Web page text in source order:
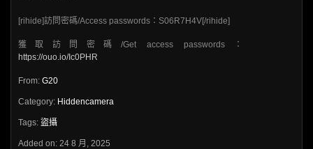
[rihide]訪問密碼/Access passwords：S06R7H4V[/rihide]
獲取訪問密碼/Get access passwords：
https://ouo.io/Ic0PHR
From: G20
Category: Hiddencamera
Tags: 盜攝
Added on: 24 8 月, 2025